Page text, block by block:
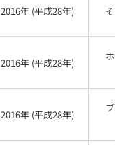
2016年 (平成28年) その他
2016年 (平成28年)
ホワ
2016年 (平成28年)
ブラ